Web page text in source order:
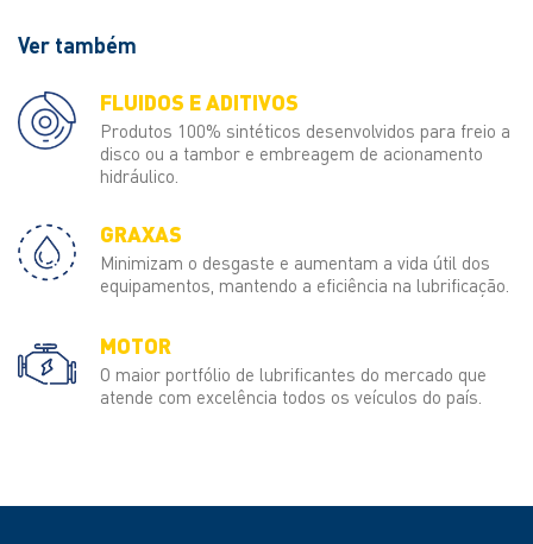
Ver também
FLUIDOS E ADITIVOS
Produtos 100% sintéticos desenvolvidos para freio a
disco ou a tambor e embreagem de acionamento
hidráulico.
GRAXAS
Minimizam o desgaste e aumentam a vida útil dos
equipamentos, mantendo a eficiência na lubrificação.
MOTOR
O maior portfólio de lubrificantes do mercado que
atende com excelência todos os veículos do país.